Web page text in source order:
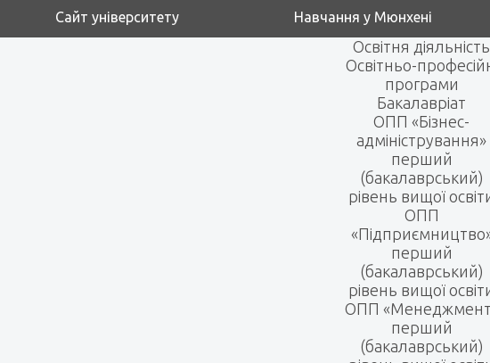
Сайт університету Навчання у Мюнхені
Освітня діяльність
Освітньо-
програми
Бакалавріат
ОПП «Бізнес-
адміністрування»
перший
(бакалаврський)
рівень вищої
ОПП
перший
(бакалаврський)
рівень вищої
ОПП
перший
(бакалаврський)